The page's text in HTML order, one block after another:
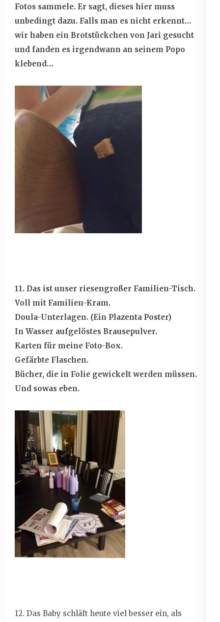
Fotos sammele. Er sagt, dieses hier muss
unbedingt dazu. Falls man es nicht erkennt…
wir haben ein Brotstückchen von Jari gesucht
und fanden es irgendwann an seinem Popo
klebend…
11. Das ist unser riesengroßer Familien-Tisch.
Voll mit Familien-Kram.
Doula-Unterlagen. (Ein Plazenta Poster)
In Wasser aufgelöstes Brausepulver.
Karten für meine Foto-Box.
Gefärbte Flaschen.
Bücher, die in Folie gewickelt werden müssen.
Und sowas eben.
12. Das Baby schläft heute viel besser ein, als